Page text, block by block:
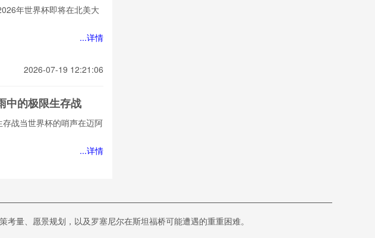
年世界杯即将在北美大
...详情
2026-07-19 12:21:06
中的极限生存战
战当世界杯的哨声在迈阿
...详情
博弈与出线态势全
量、愿景规划，以及罗塞尼尔在斯坦福桥可能遭遇的重重困难。